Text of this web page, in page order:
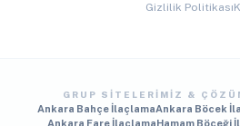
Gizlilik Politikası
GRUP SITELERIMIZ &
Ankara Bahçe İlaçlamaAnkara Böcek
Ankara Fare İlaçlamaHamam Böceği